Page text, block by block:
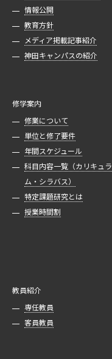
情報公開
教育方針
メディア掲載記事紹介
神田キャンパスの紹介
修学案内
修業について
単位と修了要件
年間スケジュール
科目内容一覧（カリキュラ
ム・シラバス）
特定課題研究とは
授業時間割
教員紹介
専任教員
客員教員